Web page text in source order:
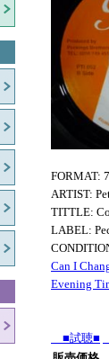
FORMAT:
ARTIST:
TITTLE:
LABEL:
Can I
Evening
■試聴■